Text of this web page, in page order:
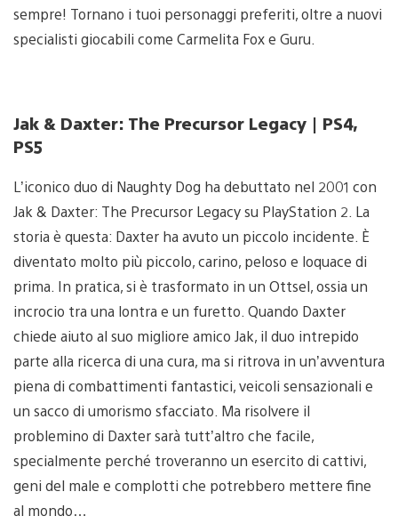
sempre! Tornano i tuoi personaggi preferiti, oltre a nuovi
specialisti giocabili come Carmelita Fox e Guru.
Jak & Daxter: The Precursor Legacy | PS4,
PS5
L’iconico duo di Naughty Dog ha debuttato nel 2001 con
Jak & Daxter: The Precursor Legacy su PlayStation 2. La
storia è questa: Daxter ha avuto un piccolo incidente. È
diventato molto più piccolo, carino, peloso e loquace di
prima. In pratica, si è trasformato in un Ottsel, ossia un
incrocio tra una lontra e un furetto. Quando Daxter
chiede aiuto al suo migliore amico Jak, il duo intrepido
parte alla ricerca di una cura, ma si ritrova in un’avventura
piena di combattimenti fantastici, veicoli sensazionali e
un sacco di umorismo sfacciato. Ma risolvere il
problemino di Daxter sarà tutt’altro che facile,
specialmente perché troveranno un esercito di cattivi,
geni del male e complotti che potrebbero mettere fine
al mondo…